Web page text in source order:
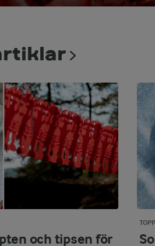
och tipsen för